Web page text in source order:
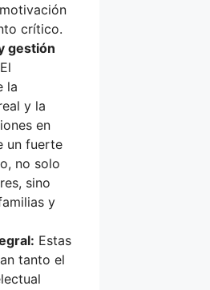
crítico.
gestión
El
la
y la
en
un fuerte
no solo
sino
y
Estas
tanto el